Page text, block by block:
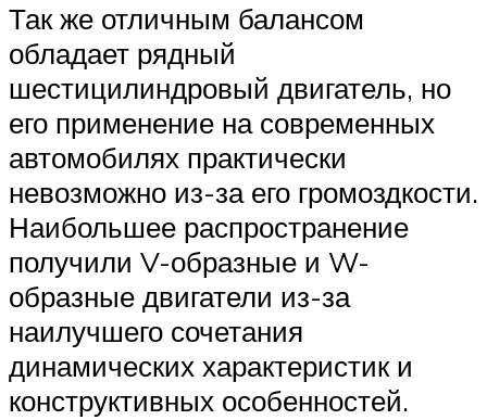
Так же отличным балансом
обладает рядный
шестицилиндровый двигатель, но
его применение на современных
автомобилях практически
невозможно из-за его громоздкости.
Наибольшее распространение
получили V-образные и W-
образные двигатели из-за
наилучшего сочетания
динамических характеристик и
конструктивных особенностей.